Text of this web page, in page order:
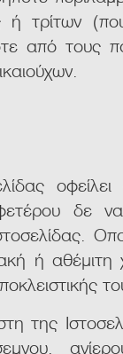
ή
από τους
δε
ή
της